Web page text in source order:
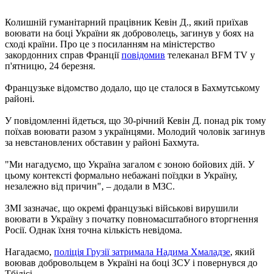
Колишній гуманітарний працівник Кевін Д., який приїхав
воювати на боці України як доброволець, загинув у боях на
сході країни. Про це з посиланням на міністерство
закордонних справ Франціїповідомив телеканал BFM TV у
п'ятницю, 24 березня.
Французьке відомство додало, що це сталося в Бахмутському
районі.
У повідомленні йдеться, що 30-річний Кевін Д. понад рік тому
поїхав воювати разом з українцями. Молодий чоловік загинув
за невстановлених обставин у районі Бахмута.
"Ми нагадуємо, що Україна загалом є зоною бойових дій. У
цьому контексті формально небажані поїздки в Україну,
незалежно від причин", – додали в МЗС.
ЗМІ зазначає, що окремі французькі військові вирушили
воювати в Україну з початку повномасштабного вторгнення
Росії. Однак їхня точна кількість невідома.
Нагадаємо, поліція Грузії затримала Надима Хмаладзе, який
воював добровольцем в Україні на боці ЗСУ і повернувся до